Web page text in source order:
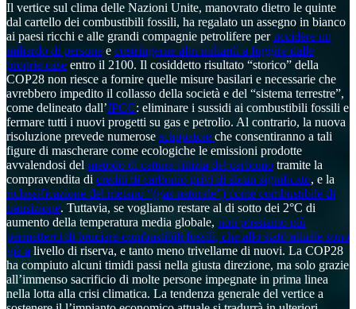
Il vertice sul clima delle Nazioni Unite, manovrato dietro le quinte
dal cartello dei combustibili fossili, ha regalato un assegno in bianco
ai paesi ricchi e alle grandi compagnie petrolifere peruccidere un
miliardo di persone e costringerne altri miliardi a fuggire dalle
proprie case entro il 2100. Il cosiddetto risultato “storico” della
COP28 non riesce a fornire quelle misure basilari e necessarie che
avrebbero impedito il collasso della società e del “sistema terrestre”,
come delineato dall’IPCC: eliminare i sussidi ai combustibili fossili e
fermare tutti i nuovi progetti su gas e petrolio. Al contrario, la nuova
risoluzione prevede numerose scappatoie che consentiranno a tali
figure di mascherare come ecologiche le emissioni prodotte
avvalendosi del metodo di cattura fittizia del carbonio tramite la
compravendita di crediti di carbonio privi di alcun significato, e la
riclassificazione del metano “(gas naturale”) come combustibile di
transizione. Tuttavia, se vogliamo restare al di sotto dei 2°C di
aumento della temperatura media globale, non possiamo più
permetterci di bruciare combustibili fossili, che allo stato attuale sono
già a livello di riserva, e tanto meno trivellarne di nuovi. La COP28
ha compiuto alcuni timidi passi nella giusta direzione, ma solo grazie
all’immenso sacrificio di molte persone impegnate in prima linea
nella lotta alla crisi climatica. La tendenza generale del vertice a